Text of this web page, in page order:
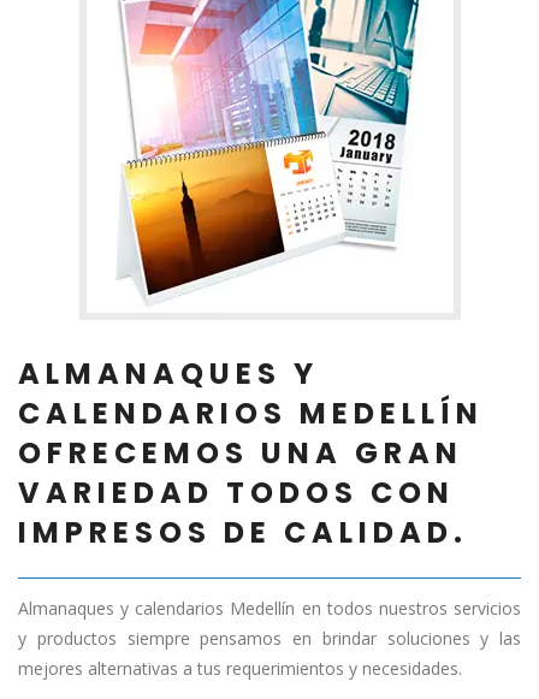
ALMANAQUES Y
CALENDARIOS MEDELLÍN
OFRECEMOS UNA GRAN
VARIEDAD TODOS CON
IMPRESOS DE CALIDAD.
Almanaques y calendarios Medellín en todos nuestros servicios
y productos siempre pensamos en brindar soluciones y las
mejores alternativas a tus requerimientos y necesidades.